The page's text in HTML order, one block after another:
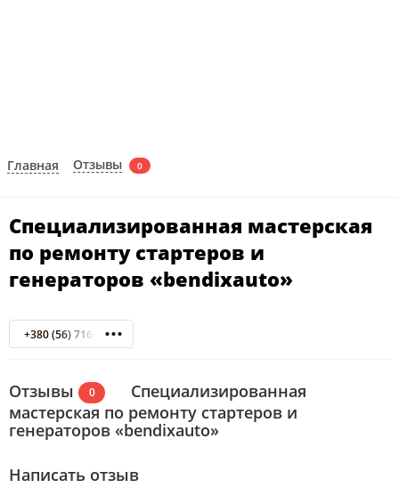
Главная Отзывы 0
Специализированная мастерская
по ремонту стартеров и
генераторов «bendixauto»
+380 (56) 716-25-25
Отзывы 0
Специализированная
мастерская по ремонту стартеров и
генераторов «bendixauto»
Написать отзыв